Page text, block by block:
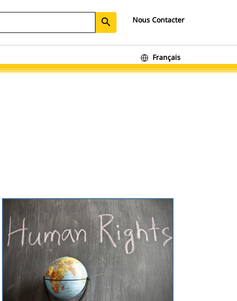
search Nous Contacter
Français